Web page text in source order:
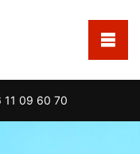
11 09 60 70